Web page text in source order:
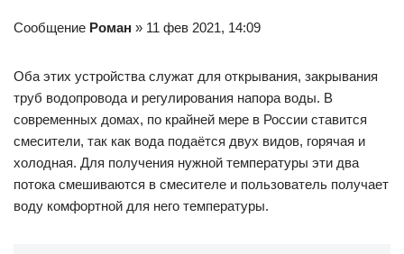
Сообщение Роман » 11 фев 2021, 14:09
Оба этих устройства служат для открывания, закрывания
труб водопровода и регулирования напора воды. В
современных домах, по крайней мере в России ставится
смесители, так как вода подаётся двух видов, горячая и
холодная. Для получения нужной температуры эти два
потока смешиваются в смесителе и пользователь получает
воду комфортной для него температуры.